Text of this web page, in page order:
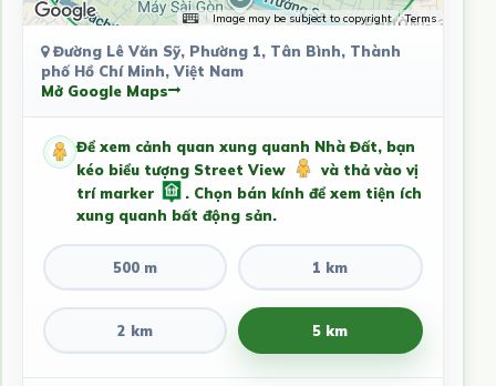
Image may be subject to copyright Terms
Đường Lê Văn Sỹ, Phường 1, Tân Bình, Thành
phố Hồ Chí Minh, Việt Nam
Mở Google Maps
Để xem cảnh quan xung quanh Nhà Đất, bạn
kéo biểu tượng Street View
và thả vào vị
trí marker
. Chọn bán kính để xem tiện ích
xung quanh bất động sản.
500 m 1 km
2 km 5 km